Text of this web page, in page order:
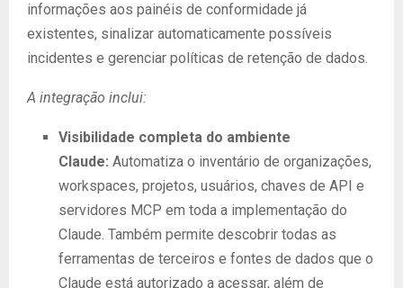
informações aos painéis de conformidade já
existentes, sinalizar automaticamente possíveis
incidentes e gerenciar políticas de retenção de dados.
A integração inclui:
Visibilidade completa do ambiente
Claude: Automatiza o inventário de organizações,
workspaces, projetos, usuários, chaves de API e
servidores MCP em toda a implementação do
Claude. Também permite descobrir todas as
ferramentas de terceiros e fontes de dados que o
Claude está autorizado a acessar, além de